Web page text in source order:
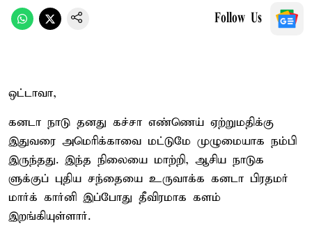
Follow Us
ஒட்டாவா,
கனடா நாடு தனது கச்சா எண்ணெய் ஏற்றுமதிக்கு
இதுவரை அமெரிக்காவை மட்டுமே முழுமையாக நம்பி
இருந்தது. இந்த நிலையை மாற்றி, ஆசிய நாடுக
ளுக்குப் புதிய சந்தையை உருவாக்க கனடா பிரதமர்
மார்க் கார்னி இப்போது தீவிரமாக களம்
இறங்கியுள்ளார்.